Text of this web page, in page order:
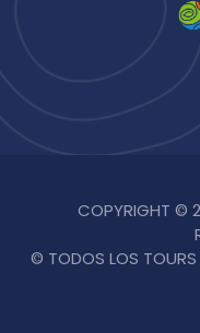
COPYRIGHT ©
© TODOS LOS TOURS